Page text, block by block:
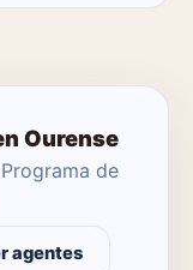
Ourense
de
agentes